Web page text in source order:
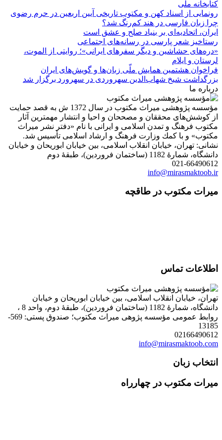
کتابخانه ملی
رونمایی از اسناد کهن و مکتوب تاریخی آیین اربعین در حرم رضوی
چرا زبان فارسی در هند کم‌رنگ شد؟
ایران، اتحادیه‌ای بر بنیاد صلح و عشق است
رستاخیز شعر پارسی در رسانه‌های اجتماعی
«دره‌های حشاشین و دیگر سفرهای ایرانی»؛ روایتی از الموت،
لرستان و ایلام
فراخوان هشتمین همایش ملّی زبان‌ها و گویش‌های ایران
بزرگداشت شیخ شهاب‌الدین سهروردی در سهرورد برگزار شد
درباره ما
مؤسسه پژوهشی میراث مكتوب در سال 1372 ش به قصد حمایت
از كوشش‌های محققان و مصححان و احیا و انتشار مهمترین آثار
مكتوب فرهنگ و تمدن اسلامی و ایرانی با نام «دفتر نشر میراث
مكتوب» و با كمك وزارت فرهنگ و ارشاد اسلامی تأسیس شد.
نشانی: تهران، خیابان انقلاب اسلامی، بین خیابان ابوریحان و خیابان
دانشگاه، شمارۀ 1182 (ساختمان فروردین)، طبقۀ دوم
021-66490612
info@mirasmaktoob.ir
میرات مکتوب در طاقچه
اطلاعات تماس
تهران، خیابان انقلاب اسلامی، بین خیابان ابوریحان و خیابان
دانشگاه، شمارۀ 1182 (ساختمان فروردین)، طبقۀ دوم، واحد 8 ،
روابط عمومی مؤسسه پژوهی میراث مکتوب؛ صندوق پستی: 569-
13185
02166490612
info@mirasmaktoob.com
انتخاب زبان
میرات مکتوب در چهارراه